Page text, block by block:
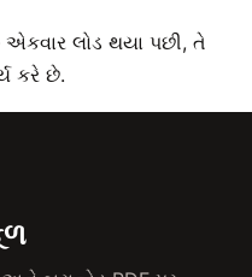
લોડ થયા પછી, તે
કરે છે.